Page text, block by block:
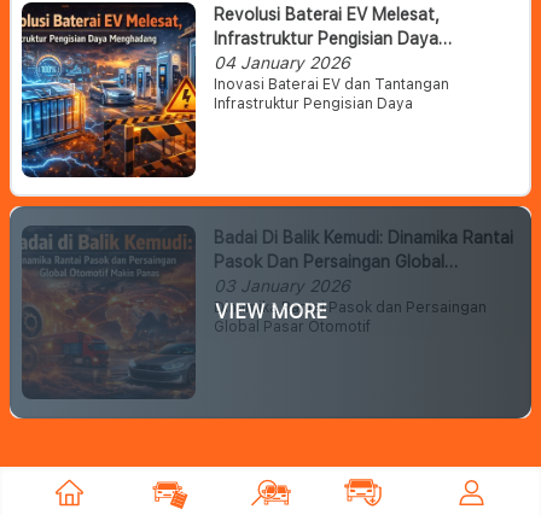
Revolusi Baterai EV Melesat,
Infrastruktur Pengisian Daya
Menghadang
04 January 2026
Inovasi Baterai EV dan Tantangan
Infrastruktur Pengisian Daya
Badai Di Balik Kemudi: Dinamika Rantai
Pasok Dan Persaingan Global
Otomotif Makin Panas
03 January 2026
Dinamika Rantai Pasok dan Persaingan
Global Pasar Otomotif
VIEW MORE